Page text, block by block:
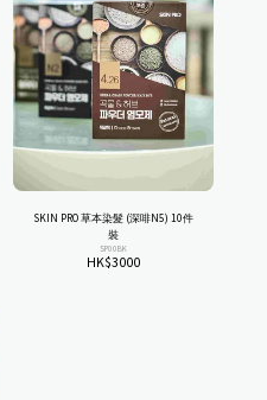
SKIN PRO 草本染髮 (深啡N5) 10件
裝
SP00BK
HK$3000